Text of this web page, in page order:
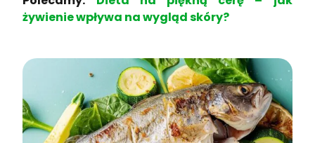
żywienie wpływa na wygląd skóry?